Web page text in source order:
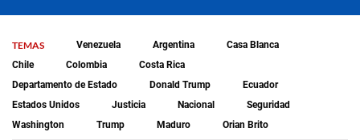
TEMAS Venezuela Argentina
Casa Blanca
Chile
Colombia
Costa Rica
Departamento de Estado
Donald Trump
Ecuador
Estados Unidos
Justicia Nacional
Seguridad
Washington
Trump Maduro Orian Brito